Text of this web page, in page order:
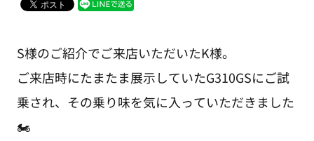
S様のご紹介でご来店いただいたK様。
ご来店時にたまたま展示していたG310GSにご試
乗され、その乗り味を気に入っていただきました
🏍️